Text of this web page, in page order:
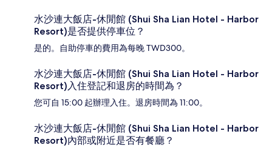
水沙連大飯店-休閒館 (Shui Sha Lian Hotel - Harbor
Resort)是否提供停車位？
是的。自助停車的費用為每晚 TWD300。
水沙連大飯店-休閒館 (Shui Sha Lian Hotel - Harbor
Resort)入住登記和退房的時間為？
您可自 15:00 起辦理入住。退房時間為 11:00。
水沙連大飯店-休閒館 (Shui Sha Lian Hotel - Harbor
Resort)內部或附近是否有餐廳？